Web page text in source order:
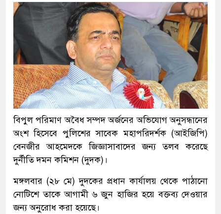
বিপুল পরিমাণ অবৈধ সম্পদ অর্জনের অভিযোগ অনুসন্ধানের
অংশ হিসেবে পুলিশের সাবেক মহাপরিদর্শক (আইজিপি)
বেনজীর আহমেদকে জিজ্ঞাসাবাদের জন্য তলব করেছে
দুর্নীতি দমন কমিশন (দুদক)।
মঙ্গলবার (২৮ মে) দুদকের প্রধান কার্যালয় থেকে পাঠানো
নোটিশে তাকে আগামী ৬ জুন হাজির হয়ে বক্তব্য দেওয়ার
জন্য অনুরোধ করা হয়েছে।